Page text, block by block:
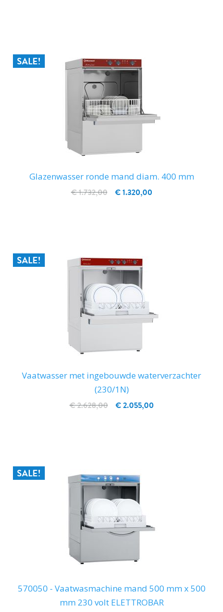
SALE!
Glazenwasser ronde mand diam. 400 mm
€ 1.320,00
€ 1.732,00
SALE!
Vaatwasser met ingebouwde waterverzachter
(230/1N)
€ 2.055,00
€ 2.628,00
SALE!
570050 - Vaatwasmachine mand 500 mm x 500
mm 230 volt ELETTROBAR